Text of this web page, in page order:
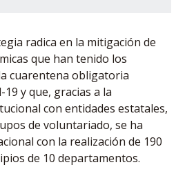
radica en la mitigación de
que han tenido los
cuarentena obligatoria
y que, gracias a la
con entidades estatales,
de voluntariado, se ha
con la realización de 190
de 10 departamentos.